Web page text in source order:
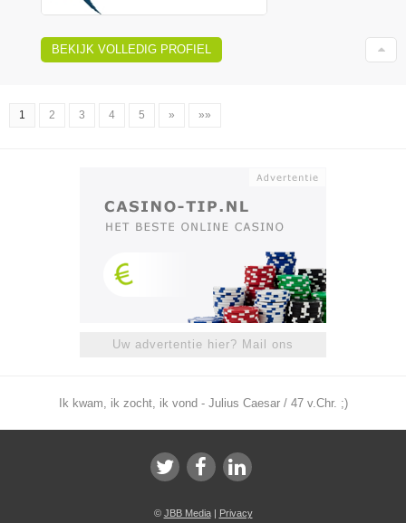
BEKIJK VOLLEDIG PROFIEL
1 2 3 4 5 » »»
Uw advertentie hier? Mail ons
Ik kwam, ik zocht, ik vond - Julius Caesar / 47 v.Chr. ;)
© JBB Media| Privacy